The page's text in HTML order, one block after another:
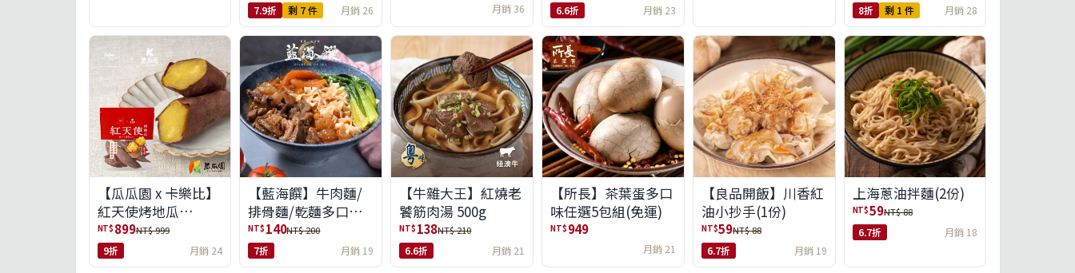
7.9折 剩 7 件 月銷 26 月銷 36 6.6折 月銷 23 8折 剩 1 件 月銷 28
【瓜瓜園 x 卡樂比】
紅天使烤地瓜
350g*10包(免運組)
NT$ 899NT$ 999
9折 月銷 24
【藍海饌】牛肉麵/
排骨麵/乾麵多口味
任選
NT$ 140NT$ 200
7折 月銷 19
【牛雜大王】紅燒老
饕筋肉湯 500g
NT$ 138NT$ 210
6.6折 月銷 21
【所長】茶葉蛋多口
味任選5包組(免運)
NT$ 949
月銷 21
【良品開飯】川香紅
油小抄手(1份)
NT$59NT$ 88
6.7折 月銷 19
上海蔥油拌麵(2份)
NT$59NT$ 88
6.7折 月銷 18